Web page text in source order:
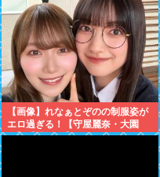
【画像】れなぁとぞのの制服姿が
エロ過ぎる！【守屋麗奈・大園
玲】【櫻坂46】